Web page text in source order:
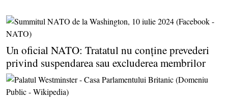
Un oficial NATO: Tratatul nu conţine prevederi
privind suspendarea sau excluderea membrilor